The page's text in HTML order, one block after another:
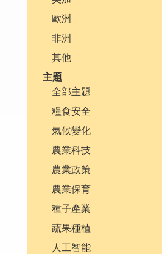
歐洲
非洲
其他
主題
全部主題
糧食安全
氣候變化
農業科技
農業政策
農業保育
種子產業
蔬果種植
人工智能